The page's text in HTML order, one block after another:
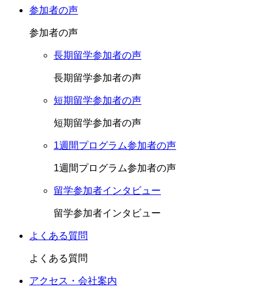
参加者の声
参加者の声
長期留学参加者の声
長期留学参加者の声
短期留学参加者の声
短期留学参加者の声
1週間プログラム参加者の声
1週間プログラム参加者の声
留学参加者インタビュー
留学参加者インタビュー
よくある質問
よくある質問
アクセス・会社案内